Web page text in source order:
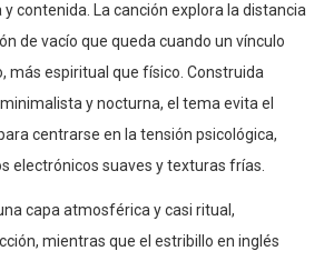
contenida. La canción explora la distancia
de vacío que queda cuando un vínculo
más espiritual que físico. Construida
y nocturna, el tema evita el
centrarse en la tensión psicológica,
electrónicos suaves y texturas frías.
capa atmosférica y casi ritual,
mientras que el estribillo en inglés